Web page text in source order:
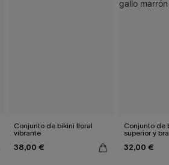
Conjunto de bikini floral
vibrante
38,00 €
Conjunto de
superior y
reversible
marrón
32,00 €